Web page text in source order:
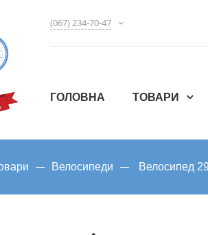
(067) 234-70-47
ГОЛОВНА ТОВАРИ
Велосипеди Велосипед